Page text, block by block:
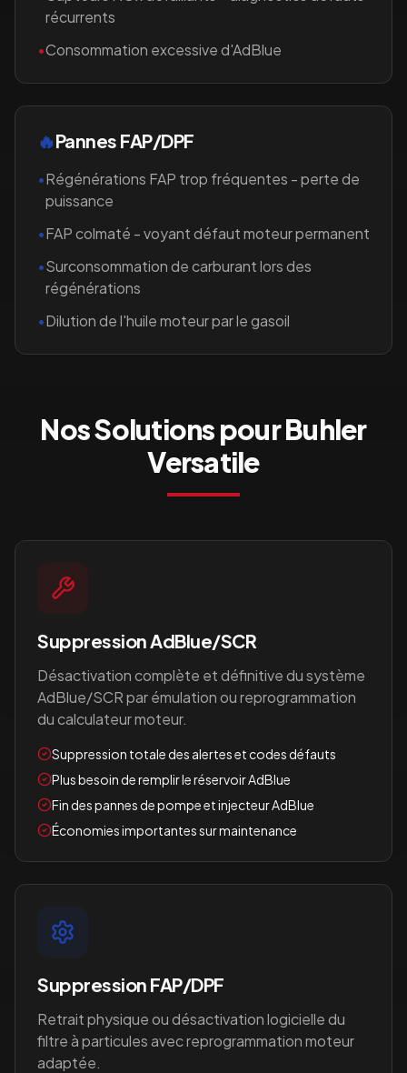
récurrents
•Consommation excessive d'AdBlue
🔥Pannes FAP/DPF
•Régénérations FAP trop fréquentes - perte de
puissance
•FAP colmaté - voyant défaut moteur permanent
•Surconsommation de carburant lors des
régénérations
•Dilution de l'huile moteur par le gasoil
Nos Solutions pourBuhler
Versatile
Suppression AdBlue/SCR
Désactivation complète et définitive du système
AdBlue/SCR par émulation ou reprogrammation
du calculateur moteur.
Suppression totale des alertes et codes défauts
Plus besoin de remplir le réservoir AdBlue
Fin des pannes de pompe et injecteur AdBlue
Économies importantes sur maintenance
Suppression FAP/DPF
Retrait physique ou désactivation logicielle du
filtre à particules avec reprogrammation moteur
adaptée.